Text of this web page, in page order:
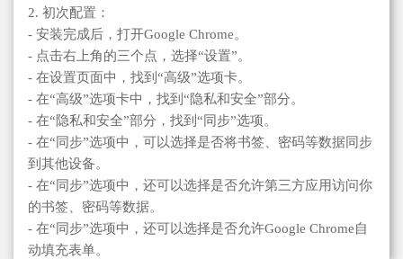
2. 初次配置：
- 安装完成后，打开Google Chrome。
- 点击右上角的三个点，选择“设置”。
- 在设置页面中，找到“高级”选项卡。
- 在“高级”选项卡中，找到“隐私和安全”部分。
- 在“隐私和安全”部分，找到“同步”选项。
- 在“同步”选项中，可以选择是否将书签、密码等数据同步
到其他设备。
- 在“同步”选项中，还可以选择是否允许第三方应用访问你
的书签、密码等数据。
- 在“同步”选项中，还可以选择是否允许Google Chrome自
动填充表单。